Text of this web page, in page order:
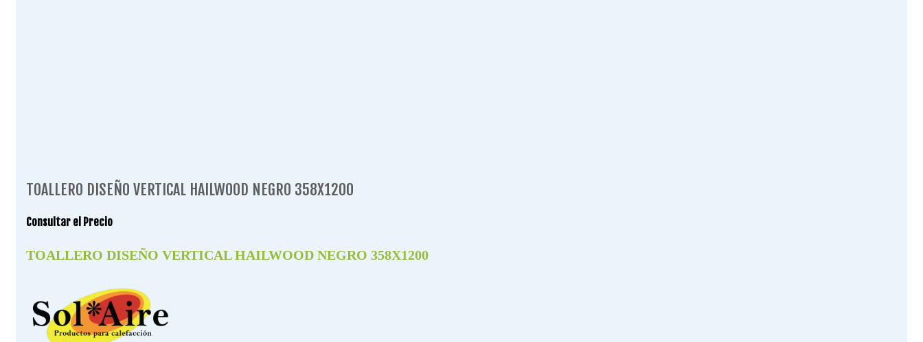
TOALLERO DISEÑO VERTICAL HAILWOOD NEGRO 358X1200
Consultar el Precio
TOALLERO DISEÑO VERTICAL HAILWOOD NEGRO 358X1200